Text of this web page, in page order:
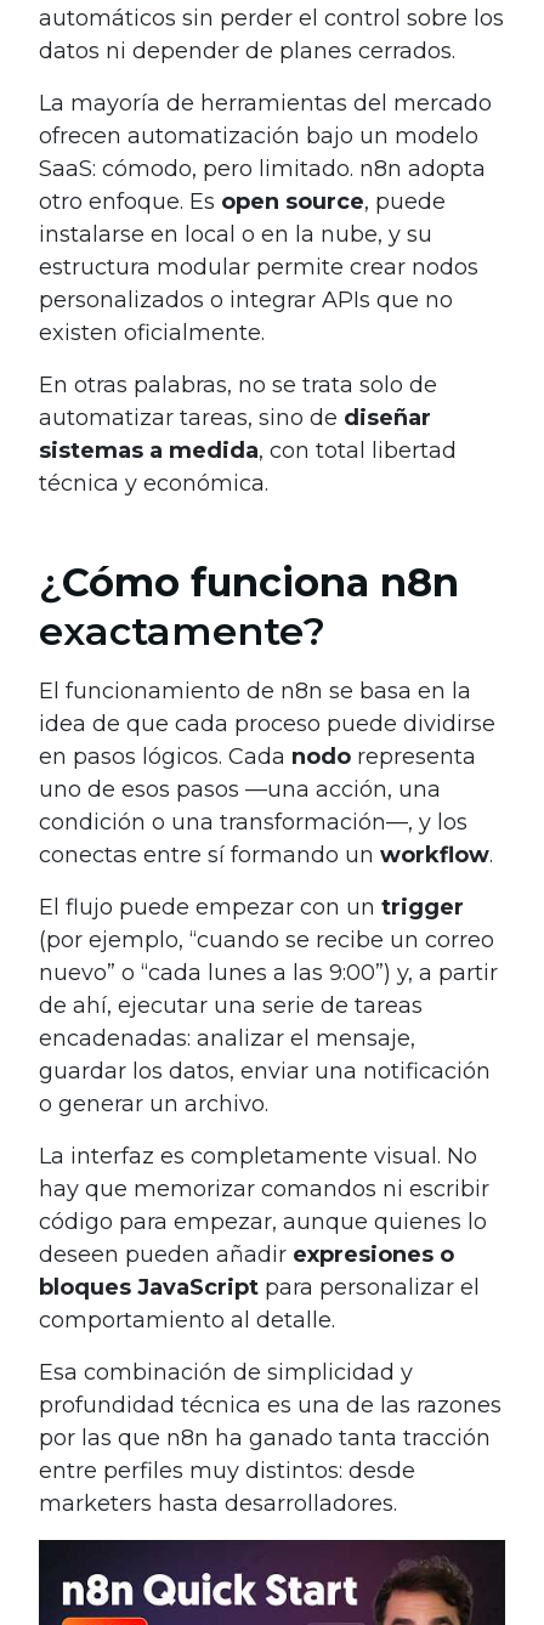
automáticos sin perder el control sobre los
datos ni depender de planes cerrados.
La mayoría de herramientas del mercado
ofrecen automatización bajo un modelo
SaaS: cómodo, pero limitado. n8n adopta
otro enfoque. Es open source, puede
instalarse en local o en la nube, y su
estructura modular permite crear nodos
personalizados o integrar APIs que no
existen oficialmente.
En otras palabras, no se trata solo de
automatizar tareas, sino de diseñar
sistemas a medida, con total libertad
técnica y económica.
¿ Cómo funciona n8n
exactamente?
El funcionamiento de n8n se basa en la
idea de que cada proceso puede dividirse
en pasos lógicos. Cada nodo representa
uno de esos pasos —una acción, una
condición o una transformación—, y los
conectas entre sí formando un workflow.
El flujo puede empezar con un trigger
(por ejemplo, “cuando se recibe un correo
nuevo” o “cada lunes a las 9:00”) y, a partir
de ahí, ejecutar una serie de tareas
encadenadas: analizar el mensaje,
guardar los datos, enviar una notificación
o generar un archivo.
La interfaz es completamente visual. No
hay que memorizar comandos ni escribir
código para empezar, aunque quienes lo
deseen pueden añadir expresiones o
bloques JavaScript para personalizar el
comportamiento al detalle.
Esa combinación de simplicidad y
profundidad técnica es una de las razones
por las que n8n ha ganado tanta tracción
entre perfiles muy distintos: desde
marketers hasta desarrolladores.